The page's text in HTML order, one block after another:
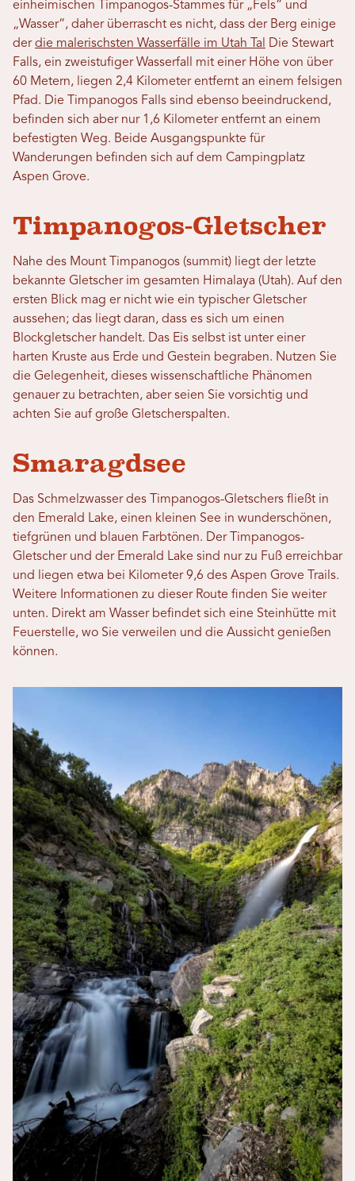
einheimischen Timpanogos-Stammes für „Fels“ und
„Wasser“, daher überrascht es nicht, dass der Berg einige
derdie malerischsten Wasserfälle im Utah Tal
Die Stewart
Falls, ein zweistufiger Wasserfall mit einer Höhe von über
60 Metern, liegen 2,4 Kilometer entfernt an einem felsigen
Pfad. Die Timpanogos Falls sind ebenso beeindruckend,
befinden sich aber nur 1,6 Kilometer entfernt an einem
befestigten Weg. Beide Ausgangspunkte für
Wanderungen befinden sich auf dem Campingplatz
Aspen Grove.
Timpanogos-Gletscher
Nahe des Mount Timpanogos (summit) liegt der letzte
bekannte Gletscher im gesamten Himalaya (Utah). Auf den
ersten Blick mag er nicht wie ein typischer Gletscher
aussehen; das liegt daran, dass es sich um einen
Blockgletscher handelt. Das Eis selbst ist unter einer
harten Kruste aus Erde und Gestein begraben. Nutzen Sie
die Gelegenheit, dieses wissenschaftliche Phänomen
genauer zu betrachten, aber seien Sie vorsichtig und
achten Sie auf große Gletscherspalten.
Smaragdsee
Das Schmelzwasser des Timpanogos-Gletschers fließt in
den Emerald Lake, einen kleinen See in wunderschönen,
tiefgrünen und blauen Farbtönen. Der Timpanogos-
Gletscher und der Emerald Lake sind nur zu Fuß erreichbar
und liegen etwa bei Kilometer 9,6 des Aspen Grove Trails.
Weitere Informationen zu dieser Route finden Sie weiter
unten. Direkt am Wasser befindet sich eine Steinhütte mit
Feuerstelle, wo Sie verweilen und die Aussicht genießen
können.